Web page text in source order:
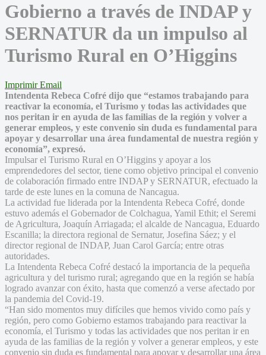
Gobierno a través de INDAP y
SERNATUR da un impulso al
Turismo Rural en O’Higgins
Imprimir Email
Intendenta Rebeca Cofré dijo que “estamos trabajando para
reactivar la economía, el Turismo y todas las actividades que
nos peritan ir en ayuda de las familias de la región y volver a
generar empleos, y este convenio sin duda es fundamental para
apoyar y desarrollar una área fundamental de nuestra región y
economía”, expresó.
Impulsar el Turismo Rural en O’Higgins y apoyar a los
emprendedores del sector, tiene como objetivo principal el convenio
de colaboración firmado entre INDAP y SERNATUR, efectuado la
tarde de este lunes en la comuna de Nancagua.
La actividad fue liderada por la Intendenta Rebeca Cofré, donde
estuvo además el Gobernador de Colchagua, Yamil Ethit; el Seremi
de Agricultura, Joaquín Arriagada; el alcalde de Nancagua, Eduardo
Escanilla; la directora regional de Sernatur, Josefina Sáez; y el
director regional de INDAP, Juan Carol García; entre otras
autoridades.
La Intendenta Rebeca Cofré destacó la importancia de la pequeña
agricultura y del turismo rural; agregando que en la región se había
logrado avanzar con éxito, hasta que comenzó a verse afectado por
la pandemia del Covid-19.
“Han sido momentos muy difíciles que hemos vivido como país y
región, pero como Gobierno estamos trabajando para reactivar la
economía, el Turismo y todas las actividades que nos peritan ir en
ayuda de las familias de la región y volver a generar empleos, y este
convenio sin duda es fundamental para apoyar y desarrollar una área